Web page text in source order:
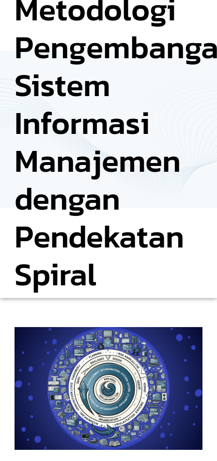
Sistem
Informasi
Manajemen
dengan
Pendekatan
Spiral